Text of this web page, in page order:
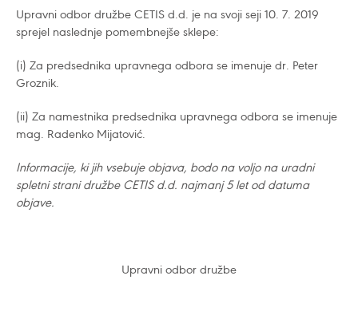
Upravni odbor družbe CETIS d.d. je na svoji seji 10. 7. 2019
sprejel naslednje pomembnejše sklepe:
(i) Za predsednika upravnega odbora se imenuje dr. Peter
Groznik.
(ii) Za namestnika predsednika upravnega odbora se imenuje
mag. Radenko Mijatović.
Informacije, ki jih vsebuje objava, bodo na voljo na uradni
spletni strani družbe CETIS d.d. najmanj 5 let od datuma
objave.
Upravni odbor družbe